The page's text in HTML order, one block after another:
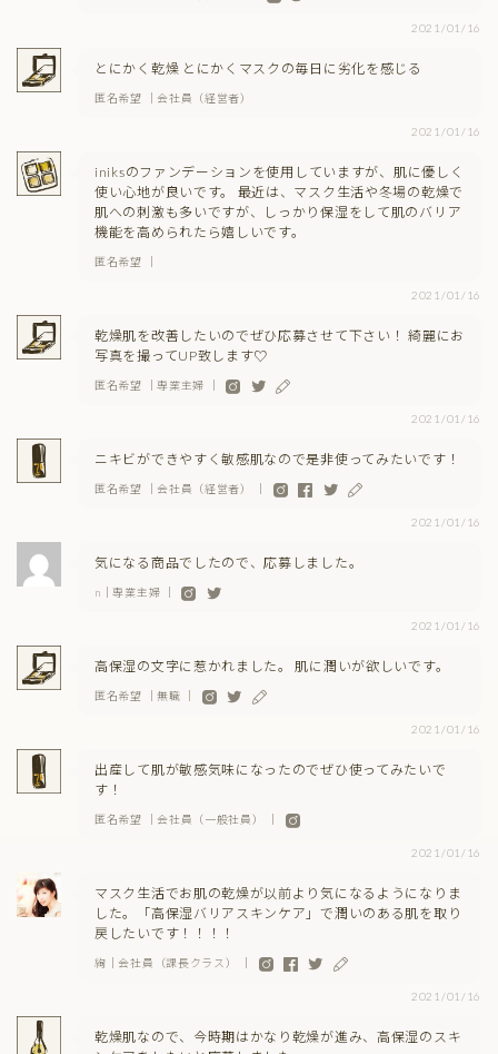
2021/01/16
とにかく乾燥 とにかくマスクの毎日に劣化を感じる
匿名希望 ｜会社員（経営者）
2021/01/16
iniksのファンデーションを使用していますが、肌に優しく
使い心地が良いです。 最近は、マスク生活や冬場の乾燥で
肌への刺激も多いですが、しっかり保湿をして肌のバリア
機能を高められたら嬉しいです。
匿名希望 ｜
2021/01/16
乾燥肌を改善したいのでぜひ応募させて下さい！ 綺麗にお
写真を撮ってUP致します♡
匿名希望 ｜専業主婦 ｜
2021/01/16
ニキビができやすく敏感肌なので是非使ってみたいです！
匿名希望 ｜会社員（経営者） ｜
2021/01/16
気になる商品でしたので、応募しました。
n｜専業主婦 ｜
2021/01/16
高保湿の文字に惹かれました。 肌に潤いが欲しいです。
匿名希望 ｜無職 ｜
2021/01/16
出産して肌が敏感気味になったのでぜひ使ってみたいで
す！
匿名希望 ｜会社員（一般社員） ｜
2021/01/16
マスク生活でお肌の乾燥が以前より気になるようになりま
した。「高保湿バリアスキンケア」で潤いのある肌を取り
戻したいです！！！！
絢｜会社員（課長クラス） ｜
2021/01/16
乾燥肌なので、今時期はかなり乾燥が進み、高保湿のスキ